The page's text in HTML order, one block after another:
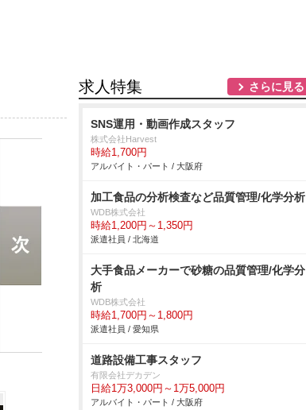
求人特集 さらに見る
SNS運用・動画作成スタッフ
株式会社Harvest
時給1,700円
アルバイト・パート / 大阪府
加工食品の分析検査など品質管理/化学分析
WDB株式会社
時給1,200円～1,350円
派遣社員 / 北海道
大手食品メーカーで砂糖の品質管理/化学分
析
WDB株式会社
時給1,700円～1,800円
派遣社員 / 愛知県
道路設備工事スタッフ
有限会社デカデン
日給1万3,000円～1万5,000円
アルバイト・パート / 大阪府